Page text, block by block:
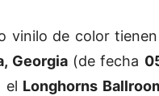
vinilo de color
Georgia(de fecha
el Longhorns